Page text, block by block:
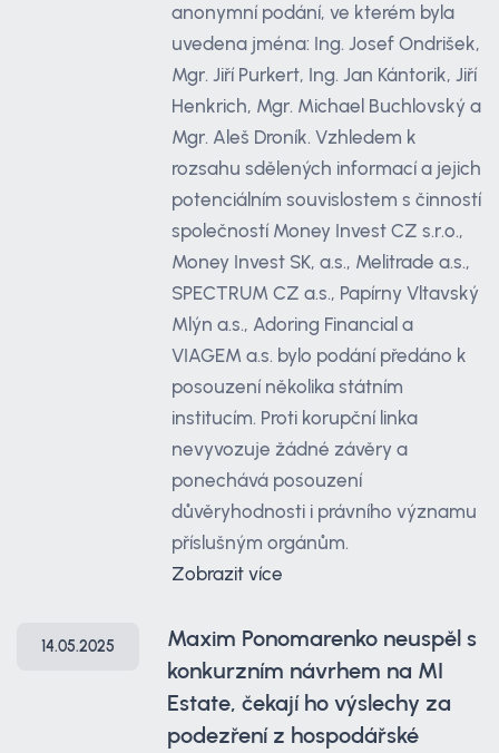
anonymní podání, ve kterém byla
uvedena jména: Ing. Josef Ondrišek,
Mgr. Jiří Purkert, Ing. Jan Kántorik, Jiří
Henkrich, Mgr. Michael Buchlovský a
Mgr. Aleš Droník. Vzhledem k
rozsahu sdělených informací a jejich
potenciálním souvislostem s činností
společností Money Invest CZ s.r.o.,
Money Invest SK, a.s., Melitrade a.s.,
SPECTRUM CZ a.s., Papírny Vltavský
Mlýn a.s., Adoring Financial a
VIAGEM a.s. bylo podání předáno k
posouzení několika státním
institucím. Proti korupční linka
nevyvozuje žádné závěry a
ponechává posouzení
důvěryhodnosti i právního významu
příslušným orgánům.
Zobrazit více
14.05.2025
Maxim Ponomarenko neuspěl s
konkurzním návrhem na MI
Estate, čekají ho výslechy za
podezření z hospodářské